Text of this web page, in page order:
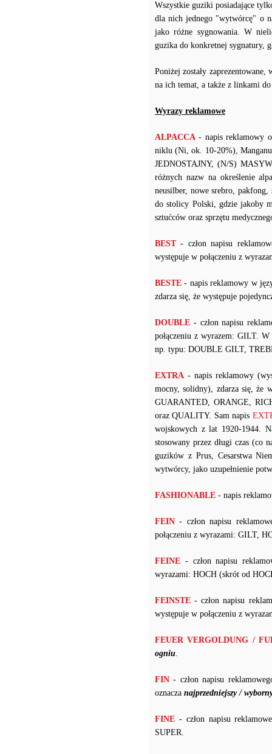
Wszystkie guziki posiadające
dla nich jednego "wytwórcę" o
jako różne sygnowania. W
guzika do konkretnej sygnatury,
Poniżej zostały
na ich temat, a także z linkami
Wyrazy reklamowe
ALPACCA - napis reklamowy
niklu (Ni, ok. 10-20%),
JEDNOSTAJNY, (N/S)
różnych nazw na określenie
neusilber, nowe srebro,
do stolicy Polski, gdzie jakoby
sztućców oraz sprzętu
BEST- człon napisu
występuje w połączeniu z
BESTE - napis reklamowy w
zdarza się, że występuje
DOUBLE - człon napisu
połączeniu z wyrazem: GILT.
np. typu: DOUBLE GILT,
EXTRA - napis reklamowy
mocny, solidny), zdarza się, że
GUARANTED, ORANGE,
oraz QUALITY. Sam napis
wojskowych z lat 1920-1944.
stosowany przez długi czas
guzików z Prus, Cesarstwa
wytwórcy, jako uzupełnienie
FASHIONABLE - napis
FEIN - człon napisu
połączeniu z wyrazami: GILT,
FEINE - człon napisu
wyrazami: HOCH (skrót od
FEINSTE - człon napisu
występuje w połączeniu z
FEUER VERGOLDUNG /
ogniu.
FIN - człon napisu
oznacza najprzedniejszy /
FINE - człon napisu
SUPER.